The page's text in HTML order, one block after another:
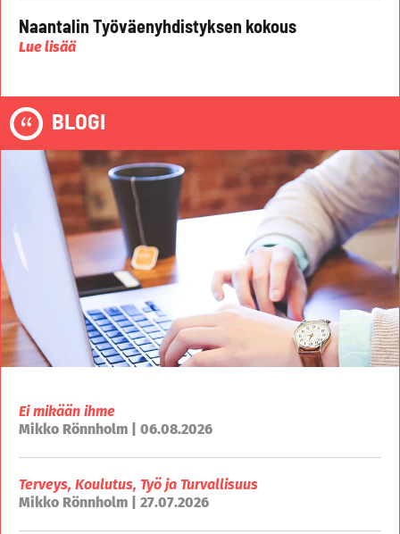
Naantalin Työväenyhdistyksen kokous
Lue lisää
BLOGI
Ei mikään ihme
Mikko Rönnholm | 06.08.2026
Terveys, Koulutus, Työ ja Turvallisuus
Mikko Rönnholm | 27.07.2026